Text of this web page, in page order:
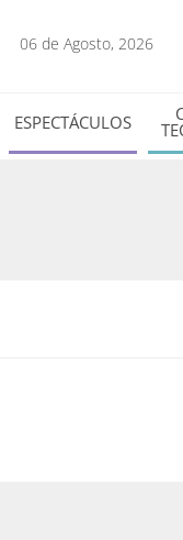
06 de Agosto, 2026
ESPECTÁCULOS